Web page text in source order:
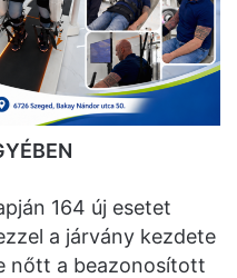
164 új esetet
a járvány kezdete
nőtt a beazonosított